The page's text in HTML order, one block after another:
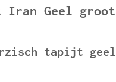
tapijt geel